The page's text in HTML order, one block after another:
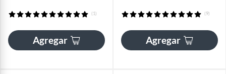
(1)
Agregar
(9)
Agregar